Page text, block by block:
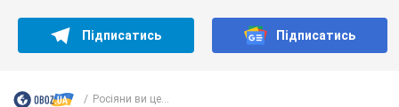
Підписатись Підписатись
Росіяни ви це...